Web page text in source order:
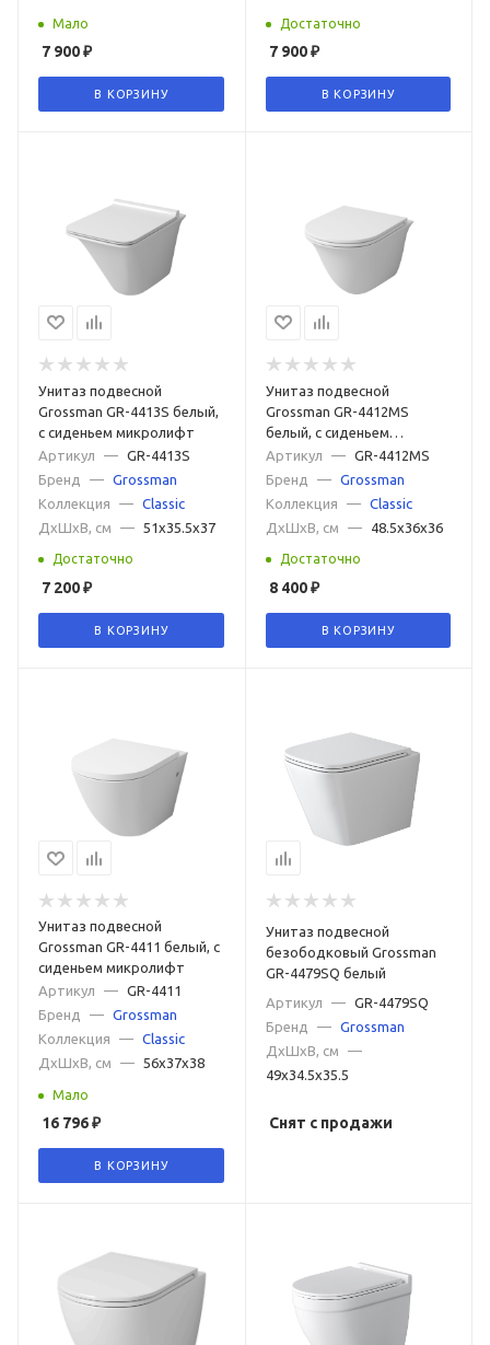
Мало
7 900₽
В КОРЗИНУ
Достаточно
7 900₽
В КОРЗИНУ
Унитаз подвесной
Grossman GR-4413S белый,
с сиденьем микролифт
Артикул
— GR-4413S
Бренд
— Grossman
Коллекция
— Classic
ДxШxВ, см
— 51x35.5x37
Достаточно
7 200₽
В КОРЗИНУ
Унитаз подвесной
Grossman GR-4412MS
белый, с сиденьем
микролифт
Артикул —
GR-4412MS
Бренд
—
Grossman
Коллекция
—
Classic
ДxШxВ, см
— 48.5x36x36
Достаточно
8 400₽
В КОРЗИНУ
Унитаз подвесной
Grossman GR-4411 белый, с
сиденьем микролифт
Артикул
— GR-4411
Бренд
— Grossman
Коллекция
— Classic
ДxШxВ, см
— 56x37x38
Мало
16 796₽
В КОРЗИНУ
Унитаз подвесной
безободковый Grossman
GR-4479SQ белый
Артикул
—
GR-4479SQ
Бренд
—
Grossman
ДxШxВ, см
—
49x34.5x35.5
Снят с продажи